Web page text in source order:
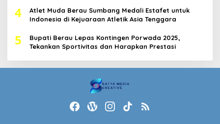
4
Atlet Muda Berau Sumbang Medali Estafet untuk
Indonesia di Kejuaraan Atletik Asia Tenggara
5
Bupati Berau Lepas Kontingen Porwada 2025,
Tekankan Sportivitas dan Harapkan Prestasi